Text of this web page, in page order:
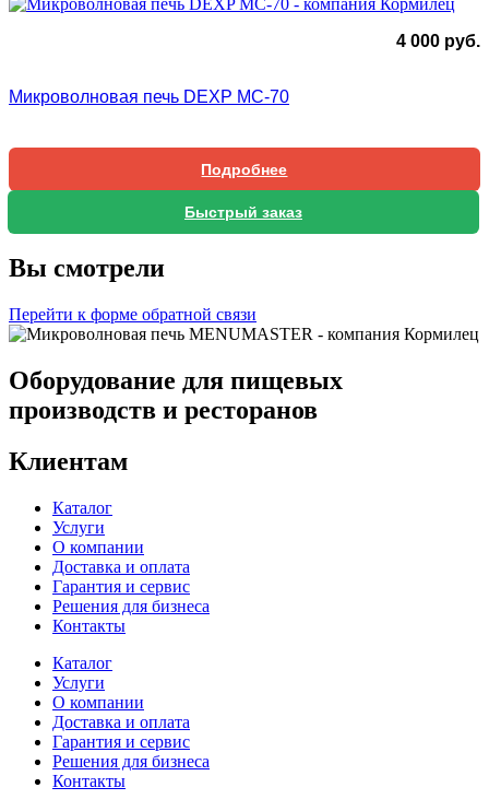
4 000 руб.
Микроволновая печь DEXP MC-70
Подробнее
Быстрый заказ
Вы смотрели
Перейти к форме обратной связи
Оборудование для пищевых
производств и ресторанов
Клиентам
Каталог
Услуги
О компании
Доставка и оплата
Гарантия и сервис
Решения для бизнеса
Контакты
Каталог
Услуги
О компании
Доставка и оплата
Гарантия и сервис
Решения для бизнеса
Контакты